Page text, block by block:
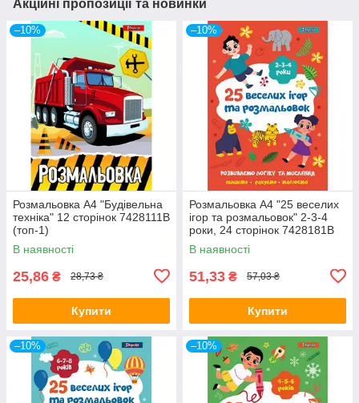
Акційні пропозиції та новинки
–10%
Розмальовка A4 "Будівельна
техніка" 12 сторінок 7428111В
(топ-1)
В наявності
25,86 ₴ 28,73 ₴
Купити
–10%
Розмальовка A4 "25 веселих
ігор та розмальовок" 2-3-4
роки, 24 сторінок 7428181В
(топ-1)
В наявності
51,33 ₴ 57,03 ₴
Купити
–10% –10%